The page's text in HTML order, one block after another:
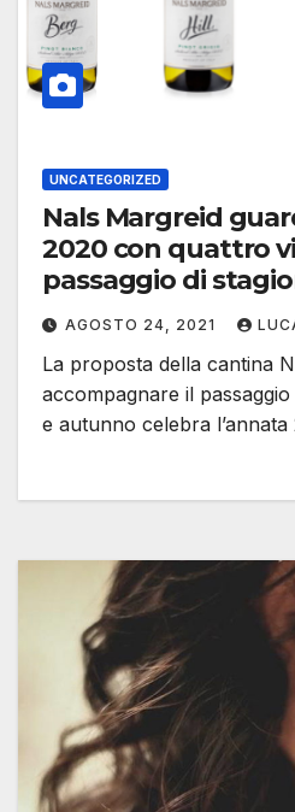
UNCATEGORIZED
Nals Margreid
2020 con quattro
passaggio di
AGOSTO 24, 2021
La proposta della cantina
accompagnare il
e autunno celebra